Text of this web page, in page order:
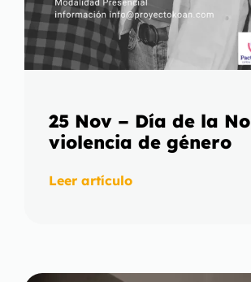
25 Nov – Día de la No
violencia de género
Leer artículo